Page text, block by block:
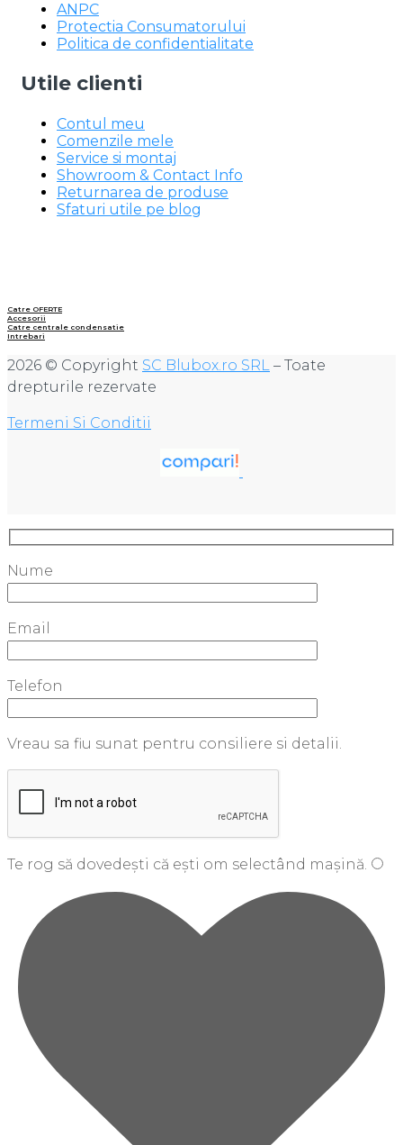
ANPC
Protectia Consumatorului
Politica de confidentialitate
Utile clienti
Contul meu
Comenzile mele
Service si montaj
Showroom & Contact Info
Returnarea de produse
Sfaturi utile pe blog
Catre OFERTE
Accesorii
Catre centrale condensatie
Intrebari
2026 © Copyright SC Blubox.ro SRL – Toate
drepturile rezervate
Termeni Si Conditii
Nume
Email
Telefon
Vreau sa fiu sunat pentru consiliere si detalii.
Te rog să dovedești că ești om selectând mașină.